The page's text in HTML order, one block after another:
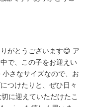
がとうございます😊 ア
で、この子をお迎えい
さなサイズなので、お
つけたりと、ぜひ日々
に迎えていただけたこ